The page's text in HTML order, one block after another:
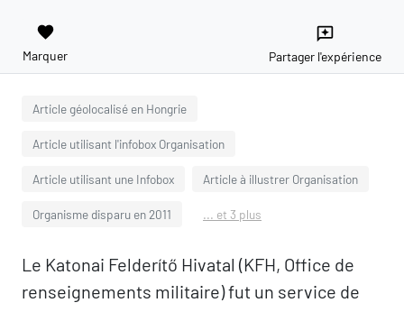
favorite
Marquer
reviews
Partager l'expérience
Article géolocalisé en Hongrie
Article utilisant l'infobox Organisation
Article utilisant une Infobox Article à illustrer Organisation
Organisme disparu en 2011 ... et 3 plus
Le Katonai Felderítő Hivatal (KFH, Office de
renseignements militaire) fut un service de